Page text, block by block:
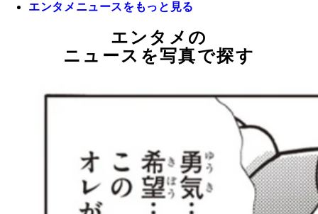
エンタメニュースをもっと見る
エンタメの
ニュースを写真で探す